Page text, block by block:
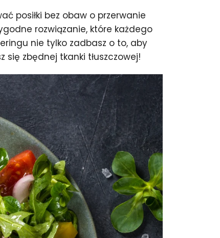
posiłki bez obaw o przerwanie
rozwiązanie, które każdego
nie tylko zadbasz o to, aby
się zbędnej tkanki tłuszczowej!